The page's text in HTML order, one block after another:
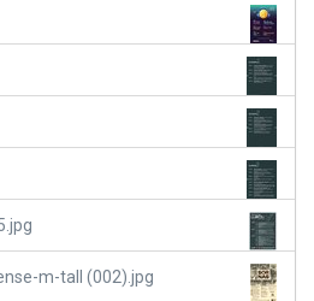
m-tall (002).jpg